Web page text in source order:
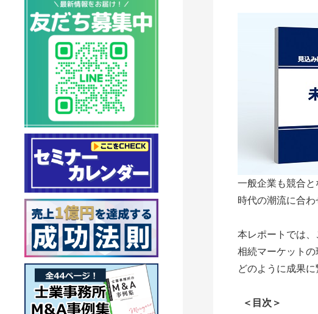
一般企業も競合
時代の潮流に合
本レポートでは、
相続マーケットの
どのように成果
＜目次＞